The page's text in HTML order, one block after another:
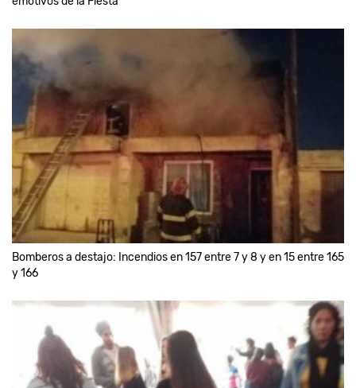
Bomberos a destajo: Incendios en 157 entre 7 y 8 y en 15 entre 165
y 166